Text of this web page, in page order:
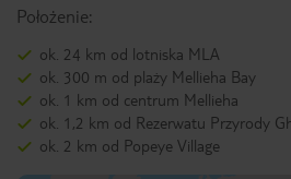
Położenie:
ok. 24 km od lotniska MLA
ok. 300 m od plaży Mellieha Bay
ok. 1 km od centrum Mellieha
ok. 1,2 km od Rezerwatu Przyrody
ok. 2 km od Popeye Village